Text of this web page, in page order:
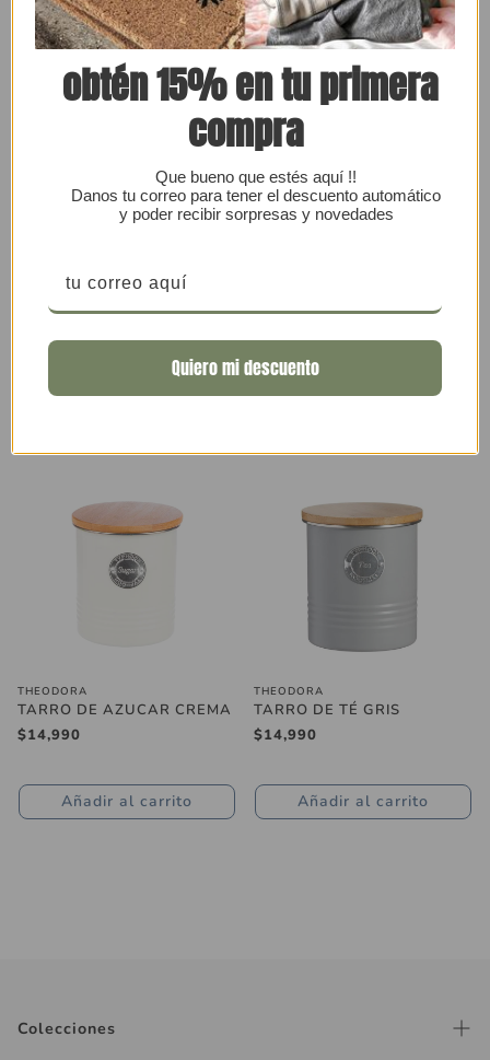
THEODORA
TARRO DE CAFÉ CREMA
regular
Añadir al carrito
TARRO DE TÉ CREMA
Añadir al carrito
THEODORA
TARRO DE AZUCAR CREMA
Precio
$14,990
Añadir al carrito
THEODORA
TARRO DE TÉ GRIS
Precio
$14,990
Añadir al carrito
Colecciones
obtén 15% en tu primera
compra
Que bueno que estés aquí !!
Danos tu correo para tener el descuento automático
y poder recibir sorpresas y novedades
Quiero mi descuento